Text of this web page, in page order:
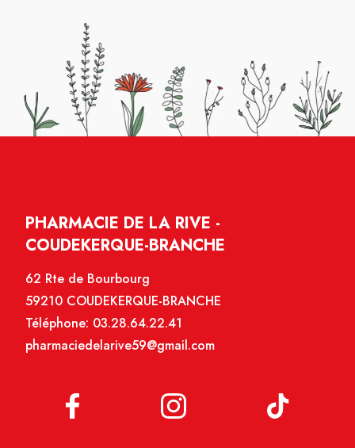
PHARMACIE DE LA RIVE -
COUDEKERQUE-BRANCHE
62 Rte de Bourbourg
59210 COUDEKERQUE-BRANCHE
Téléphone: 03.28.64.22.41
pharmaciedelarive59@gmail.com